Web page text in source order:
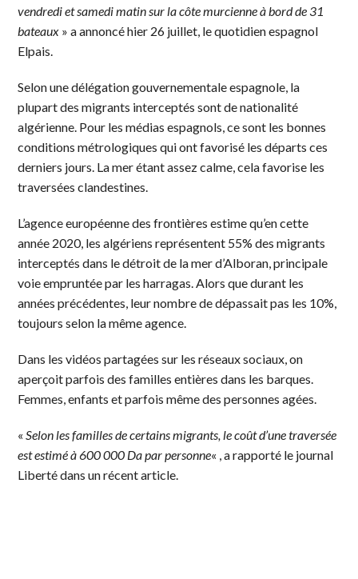
vendredi et samedi matin sur la côte murcienne à bord de 31
bateaux » a annoncé hier 26 juillet, le quotidien espagnol
Elpais.
Selon une délégation gouvernementale espagnole, la
plupart des migrants interceptés sont de nationalité
algérienne. Pour les médias espagnols, ce sont les bonnes
conditions métrologiques qui ont favorisé les départs ces
derniers jours. La mer étant assez calme, cela favorise les
traversées clandestines.
L’agence européenne des frontières estime qu’en cette
année 2020, les algériens représentent 55% des migrants
interceptés dans le détroit de la mer d’Alboran, principale
voie empruntée par les harragas. Alors que durant les
années précédentes, leur nombre de dépassait pas les 10%,
toujours selon la même agence.
Dans les vidéos partagées sur les réseaux sociaux, on
aperçoit parfois des familles entières dans les barques.
Femmes, enfants et parfois même des personnes agées.
«Selon les familles de certains migrants, le coût d’une traversée
est estimé à 600 000 Da par personne« , a rapporté le journal
Liberté dans un récent article.